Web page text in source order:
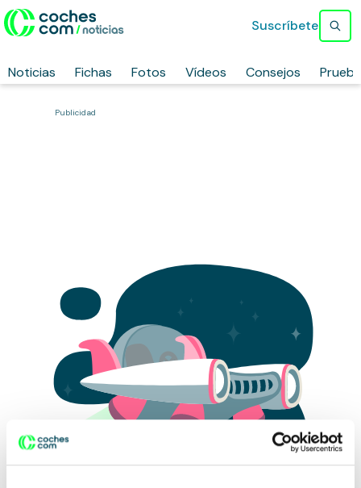
Noticias Fichas Fotos Vídeos Consejos
Suscríbete
Publicidad